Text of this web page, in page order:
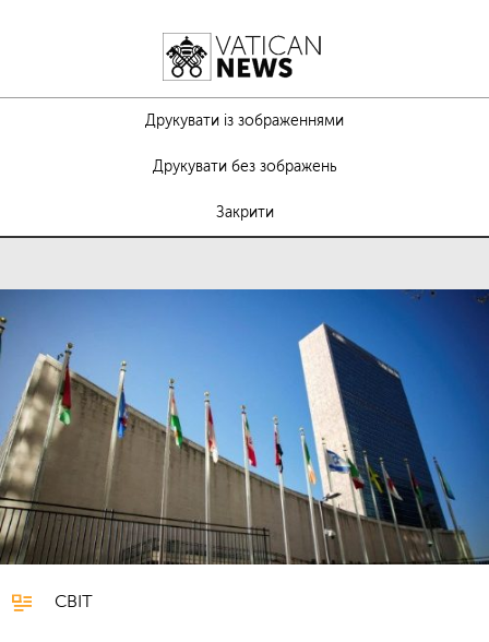
Друкувати із зображеннями
Друкувати без зображень
Закрити
СВІТ